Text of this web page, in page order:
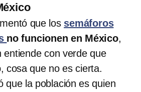
que los semáforos
no funcionen en México,
entiende con verde que
cosa que no es cierta.
que la población es quien